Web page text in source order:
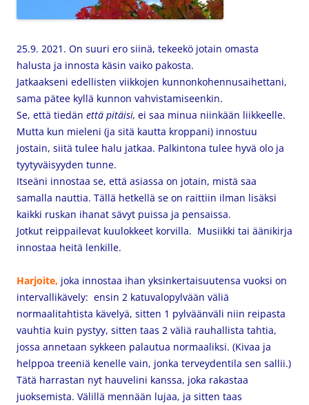
25.9. 2021. On suuri ero siinä, tekeekö jotain omasta
halusta ja innosta käsin vaiko pakosta.
Jatkaakseni edellisten viikkojen kunnonkohennusaihettani,
sama pätee kyllä kunnon vahvistamiseenkin.
Se, että tiedän että pitäisi, ei saa minua niinkään liikkeelle.
Mutta kun mieleni (ja sitä kautta kroppani) innostuu
jostain, siitä tulee halu jatkaa. Palkintona tulee hyvä olo ja
tyytyväisyyden tunne.
Itseäni innostaa se, että asiassa on jotain, mistä saa
samalla nauttia. Tällä hetkellä se on raittiin ilman lisäksi
kaikki ruskan ihanat sävyt puissa ja pensaissa.
Jotkut reippailevat kuulokkeet korvilla. Musiikki tai äänikirja
innostaa heitä lenkille.
Harjoite, joka innostaa ihan yksinkertaisuutensa vuoksi on
intervallikävely: ensin 2 katuvalopylvään väliä
normaalitahtista kävelyä, sitten 1 pylväänväli niin reipasta
vauhtia kuin pystyy, sitten taas 2 väliä rauhallista tahtia,
jossa annetaan sykkeen palautua normaaliksi. (Kivaa ja
helppoa treeniä kenelle vain, jonka terveydentila sen sallii.)
Tätä harrastan nyt hauvelini kanssa, joka rakastaa
juoksemista. Välillä mennään lujaa, ja sitten taas